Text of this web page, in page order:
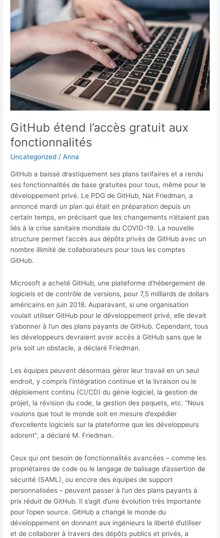
prometteur
avec
le
passage
X
GitHub étend l’accès gratuit aux
fonctionnalités
Uncategorized /Anna
GitHub a baissé drastiquement ses plans tarifaires et a rendu
ses fonctionnalités de base gratuites pour tous, même pour le
développement privé. Le PDG de GitHub, Nat Friedman, a
annoncé mardi un plan qui était en préparation depuis un
certain temps, en précisant que les changements n’étaient pas
liés à la crise sanitaire mondiale du COVID-19. La nouvelle
structure permet l’accès aux dépôts privés de GitHub avec un
nombre illimité de collaborateurs pour tous les comptes
GitHub.
Microsoft a acheté GitHub, une plateforme d’hébergement de
logiciels et de contrôle de versions, pour 7,5 milliards de dollars
américains en juin 2018. Auparavant, si une organisation
voulait utiliser GitHub pour le développement privé, elle devait
s’abonner à l’un des plans payants de GitHub. Cependant, tous
les développeurs devraient avoir accès à GitHub sans que le
prix soit un obstacle, a déclaré Friedman.
Les équipes peuvent désormais gérer leur travail en un seul
endroit, y compris l’intégration continue et la livraison ou le
déploiement continu (CI/CD) du génie logiciel, la gestion de
projet, la révision du code, la gestion des paquets, etc. “Nous
voulons que tout le monde soit en mesure d’expédier
d’excellents logiciels sur la plateforme que les développeurs
adorent”, a déclaré M. Friedman.
Ceux qui ont besoin de fonctionnalités avancées – comme les
propriétaires de code ou le langage de balisage d’assertion de
sécurité (SAML), ou encore des équipes de support
personnalisées – peuvent passer à l’un des plans payants à
prix réduit de GitHub. Il s’agit d’une évolution très importante
pour l’open source. GitHub a changé le monde du
développement en donnant aux ingénieurs la liberté d’utiliser
et de collaborer à travers des dépôts publics et privés, a